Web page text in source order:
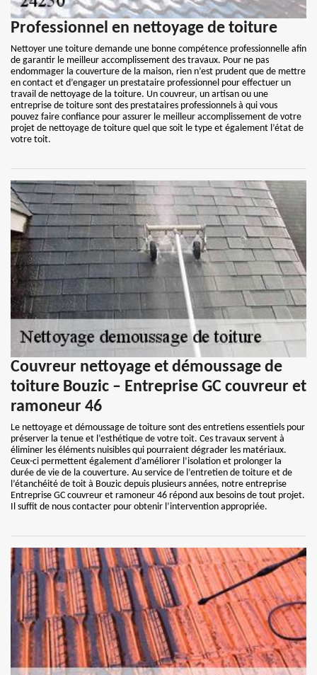
Professionnel en nettoyage de toiture
Nettoyer une toiture demande une bonne compétence professionnelle afin
de garantir le meilleur accomplissement des travaux. Pour ne pas
endommager la couverture de la maison, rien n’est prudent que de mettre
en contact et d’engager un prestataire professionnel pour effectuer un
travail de nettoyage de la toiture. Un couvreur, un artisan ou une
entreprise de toiture sont des prestataires professionnels à qui vous
pouvez faire confiance pour assurer le meilleur accomplissement de votre
projet de nettoyage de toiture quel que soit le type et également l’état de
votre toit.
Couvreur nettoyage et démoussage de
toiture Bouzic – Entreprise GC couvreur et
ramoneur 46
Le nettoyage et démoussage de toiture sont des entretiens essentiels pour
préserver la tenue et l’esthétique de votre toit. Ces travaux servent à
éliminer les éléments nuisibles qui pourraient dégrader les matériaux.
Ceux-ci permettent également d’améliorer l’isolation et prolonger la
durée de vie de la couverture. Au service de l’entretien de toiture et de
l’étanchéité de toit à Bouzic depuis plusieurs années, notre entreprise
Entreprise GC couvreur et ramoneur 46 répond aux besoins de tout projet.
Il suffit de nous contacter pour obtenir l’intervention appropriée.